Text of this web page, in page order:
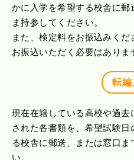
かに入学を希望する校舎に郵
ま持参してください。
また、検定料をお振込みくだ
お振込いただく必要はありま
転編
現在在籍している高校や過
された各書類を、希望試験
る校舎に郵送、または窓口
い。